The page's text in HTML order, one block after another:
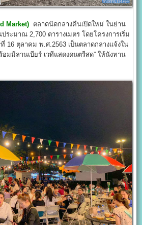
Market) ตลาดนัดกลางคืนเปิดใหม่ ในย่าน
ะมาณ 2,700 ตารางเมตร โดยโครงการเริ่ม
16 ตุลาคม พ.ศ.2563 เป็นตลาดกลางแจ้งใน
มมีลานเบียร์ เวทีแสดงดนตรีสด” ให้นังทาน